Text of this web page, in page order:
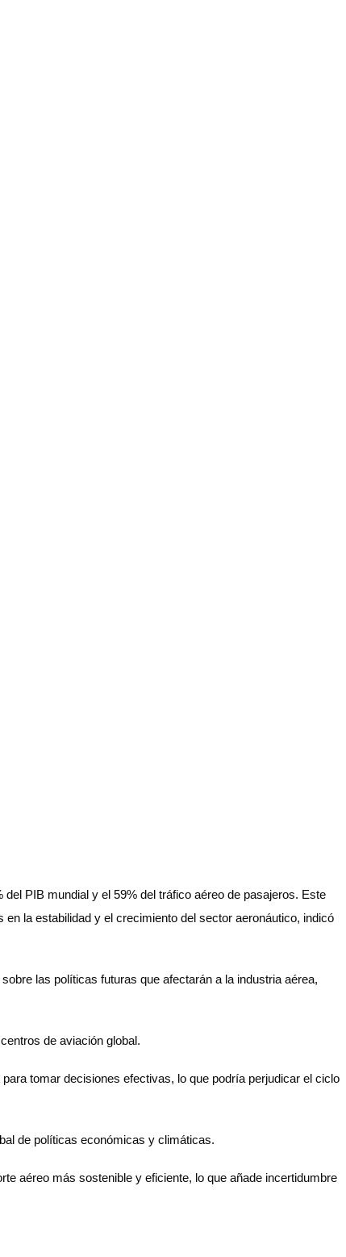
PIB mundial y el 59% del tráfico aéreo de pasajeros. Este
la estabilidad y el crecimiento del sector aeronáutico, indicó
las políticas futuras que afectarán a la industria aérea,
de aviación global.
tomar decisiones efectivas, lo que podría perjudicar el ciclo
de políticas económicas y climáticas.
aéreo más sostenible y eficiente, lo que añade incertidumbre